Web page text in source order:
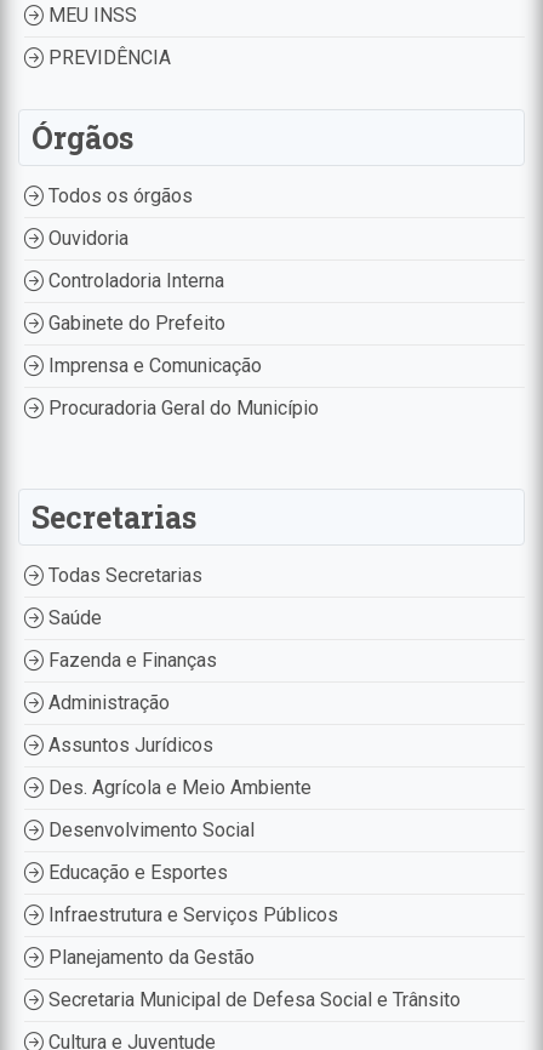
MEU INSS
PREVIDÊNCIA
Órgãos
Todos os órgãos
Ouvidoria
Controladoria Interna
Gabinete do Prefeito
Imprensa e Comunicação
Procuradoria Geral do Município
Secretarias
Todas Secretarias
Saúde
Fazenda e Finanças
Administração
Assuntos Jurídicos
Des. Agrícola e Meio Ambiente
Desenvolvimento Social
Educação e Esportes
Infraestrutura e Serviços Públicos
Planejamento da Gestão
Secretaria Municipal de Defesa Social e Trânsito
Cultura e Juventude